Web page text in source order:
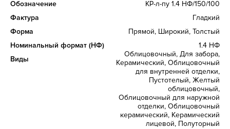
Обозначение
КР-л-пу 1.4 НФ/150/100
Фактура
Гладкий
Форма
Прямой, Широкий, Толстый
Номинальный формат (НФ)
1.4 НФ
Виды
Облицовочный, Для забора,
Керамический, Облицовочный
для внутренней отделки,
Пустотелый, Желтый
облицовочный,
Облицовочный для наружной
отделки, Облицовочный
керамический, Керамический
лицевой, Полуторный